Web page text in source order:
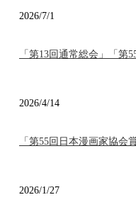
2026/7/1
「第13回通常総会」「第
2026/4/14
「第55回日本漫画家協会
2026/1/27